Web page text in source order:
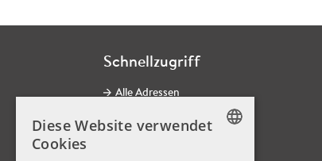
Schnellzugriff
Alle Adressen
Diese Website verwendet
Cookies